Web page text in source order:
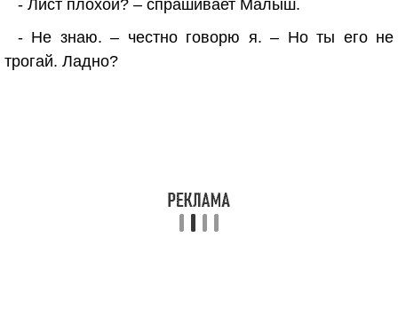
- Лист плохой? – спрашивает Малыш.
- Не знаю. – честно говорю я. – Но ты его не
трогай. Ладно?